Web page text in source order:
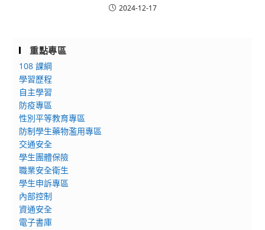
2024-12-17
重點專區
108 課綱
學習歷程
自主學習
防疫專區
性別平等教育專區
防制學生藥物濫用專區
交通安全
學生團體保險
職業安全衛生
學生申訴專區
內部控制
資通安全
電子書庫